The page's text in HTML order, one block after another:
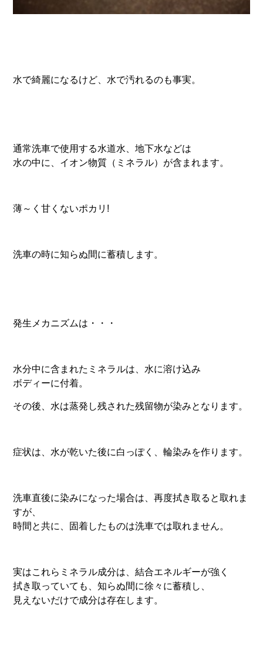
水で綺麗になるけど、水で汚れるのも事実。
通常洗車で使用する水道水、地下水などは
水の中に、イオン物質（ミネラル）が含まれます。
薄～く甘くないポカリ!
洗車の時に知らぬ間に蓄積します。
発生メカニズムは・・・
水分中に含まれたミネラルは、水に溶け込み
ボディーに付着。
その後、水は蒸発し残された残留物が染みとなります。
症状は、水が乾いた後に白っぽく、輪染みを作ります。
洗車直後に染みになった場合は、再度拭き取ると取れま
すが、
時間と共に、固着したものは洗車では取れません。
実はこれらミネラル成分は、結合エネルギーが強く
拭き取っていても、知らぬ間に徐々に蓄積し、
見えないだけで成分は存在します。